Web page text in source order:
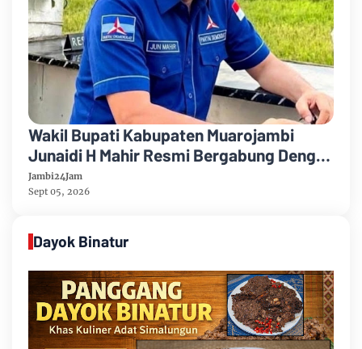
Wakil Bupati Kabupaten Muarojambi
Junaidi H Mahir Resmi Bergabung Dengan
Partai Demikrat
Jambi24Jam
Sept 05, 2026
Dayok Binatur